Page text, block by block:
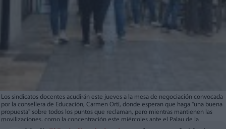
Los sindicatos docentes acudirán este jueves a la mesa de negociación convocada
por la consellera de Educación, Carmen Ortí, donde esperan que haga "una buena
propuesta" sobre todos los puntos que reclaman, pero mientras mantienen las
movilizaciones, como la concentración este miércoles ante el Palau de la
Generalitat. Lo explican Maite Tarazona, de UGT; Xelo Valls, de CCOO, y Marc